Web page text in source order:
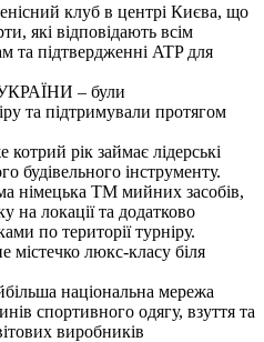
клуб в центрі Києва, що
які відповідають всім
та підтвердженні ATP для
– були
та підтримували протягом
рік займає лідерські
будівельного інструменту.
німецька ТМ мийних засобів,
на локації та додатково
по території турніру.
містечко люкс-класу біля
національна мережа
спортивного одягу, взуття та
виробників